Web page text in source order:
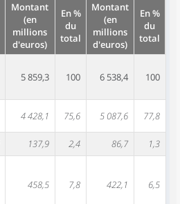
Montant
(en
millions
d'euros)
En %
du
total
Montant
(en
millions
d'euros)
En %
du
total
5 859,3 100 6 538,4 100
4 428,1 75,6 5 087,6 77,8
137,9 2,4 86,7
1,3
458,5 7,8 422,1 6,5